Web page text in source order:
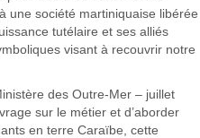
une société martiniquaise libérée
tutélaire et ses alliés
visant à recouvrir notre
des Outre-Mer – juillet
sur le métier et d’aborder
en terre Caraïbe, cette